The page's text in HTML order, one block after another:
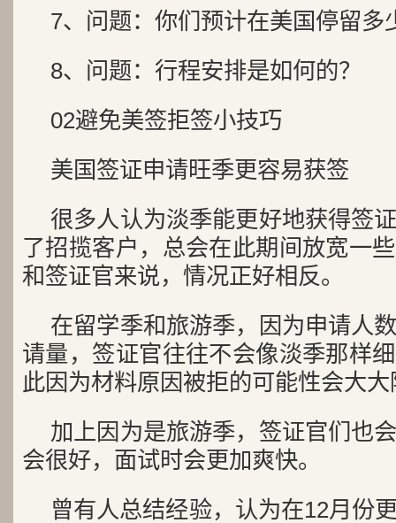
7、问题：你们预计在美国停留多
8、问题：行程安排是如何的？
02避免美签拒签小技巧
美国签证申请旺季更容易获签
很多人认为淡季能更好地获得签
了招揽客户，总会在此期间放宽一
和签证官来说，情况正好相反。
在留学季和旅游季，因为申请人
请量，签证官往往不会像淡季那样
此因为材料原因被拒的可能性会大
加上因为是旅游季，签证官们也
会很好，面试时会更加爽快。
曾有人总结经验，认为在12月份